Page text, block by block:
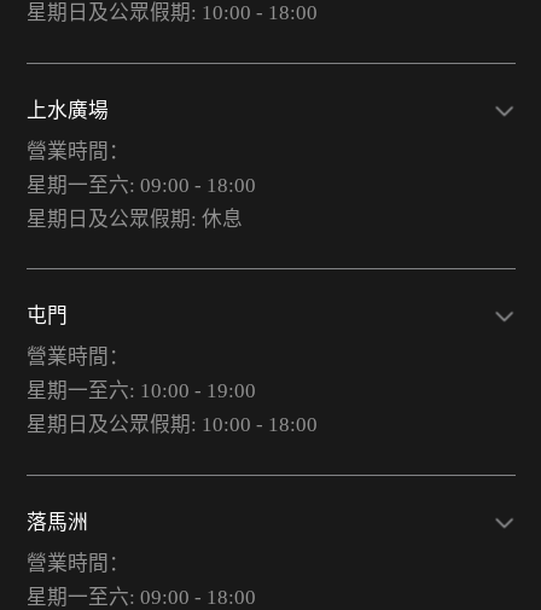
星期日及公眾假期: 10:00 - 18:00
上水廣場
營業時間：
星期一至六: 09:00 - 18:00
星期日及公眾假期: 休息
屯門
營業時間：
星期一至六: 10:00 - 19:00
星期日及公眾假期: 10:00 - 18:00
落馬洲
營業時間：
星期一至六: 09:00 - 18:00